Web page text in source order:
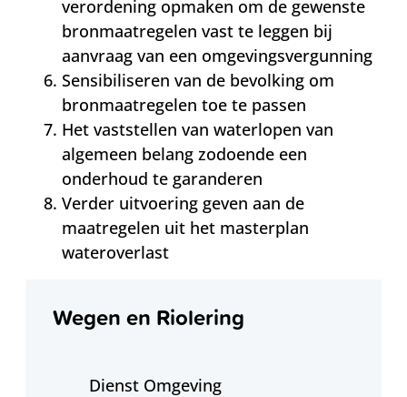
verordening opmaken om de gewenste
bronmaatregelen vast te leggen bij
aanvraag van een omgevingsvergunning
Sensibiliseren van de bevolking om
bronmaatregelen toe te passen
Het vaststellen van waterlopen van
algemeen belang zodoende een
onderhoud te garanderen
Verder uitvoering geven aan de
maatregelen uit het masterplan
wateroverlast
Wegen en Riolering
AdresDienst Omgeving